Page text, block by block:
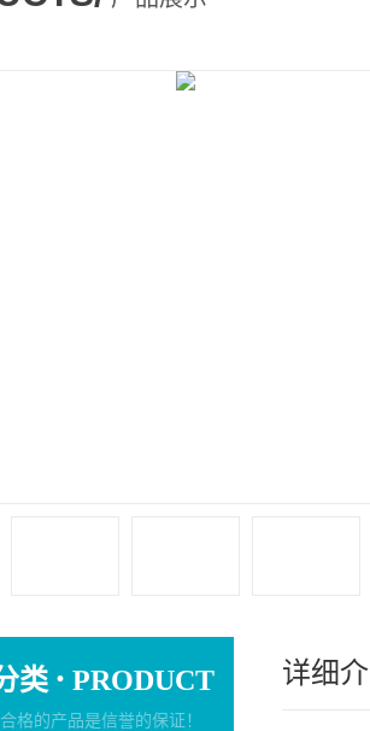
类 · PRODUCT
格的产品是信誉的保证！
详细